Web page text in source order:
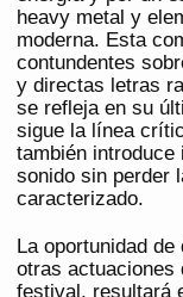
heavy metal y
moderna. Esta
contundentes
y directas letras
se refleja en su
sigue la línea
también introduce
sonido sin perder
caracterizado.
La oportunidad
otras actuaciones
festival, resultará